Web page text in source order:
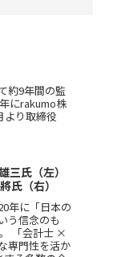
約9年間の監
にrakumo株
より取締役
氏（左）
氏（右）
年に「日本の
う信念のも
「会計士 ×
専門性を活か